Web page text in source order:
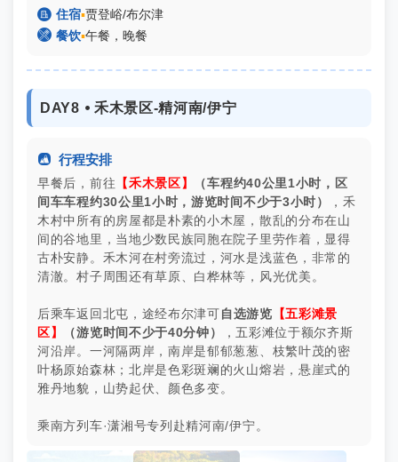
 住宿▪贾登峪/布尔津
 餐饮▪午餐，晚餐
DAY8 ⦁ 禾木景区-精河南/伊宁
 行程安排
早餐后，前往 【禾木景区】
（车程约40公里1小时，区
间车车程约30公里1小时，游览时间不少于3小时）
，禾
木村中所有的房屋都是朴素的小木屋，散乱的分布在山
间的谷地里，当地少数民族同胞在院子里劳作着，显得
古朴安静。禾木河在村旁流过，河水是浅蓝色，非常的
清澈。村子周围还有草原、白桦林等，风光优美。
后乘车返回北屯，途经布尔津可自选游览 【五彩滩景
区】
（游览时间不少于40分钟）
，五彩滩位于额尔齐斯
河沿岸。一河隔两岸，南岸是郁郁葱葱、枝繁叶茂的密
叶杨原始森林；北岸是色彩斑斓的火山熔岩，悬崖式的
雅丹地貌，山势起伏、颜色多变。
乘南方列车·潇湘号专列赴精河南/伊宁。